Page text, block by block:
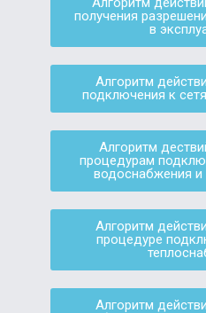
получения
в
Алгоритм
подключения к
Алгоритм
процедурам
водоснабжения
Алгоритм
процедуре
Алгоритм